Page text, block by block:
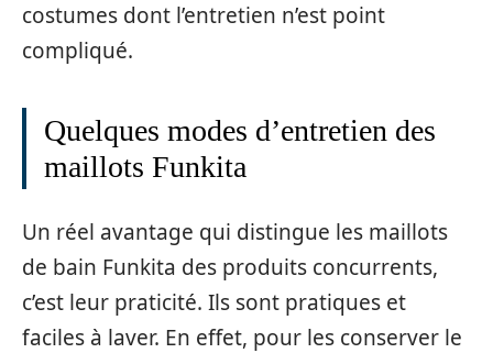
costumes dont l’entretien n’est point
compliqué.
Quelques modes d’entretien des
maillots Funkita
Un réel avantage qui distingue les maillots
de bain Funkita des produits concurrents,
c’est leur praticité. Ils sont pratiques et
faciles à laver. En effet, pour les conserver le